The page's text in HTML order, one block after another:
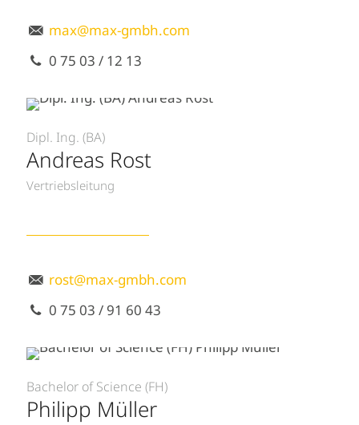
max@max-gmbh.com
0 75 03 / 12 13
Dipl. Ing. (BA)
Andreas Rost
Vertriebsleitung
rost@max-gmbh.com
0 75 03 / 91 60 43
Bachelor of Science (FH)
Philipp Müller